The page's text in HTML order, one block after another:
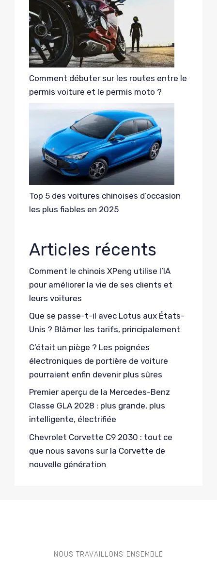
Comment débuter sur les routes entre le
permis voiture et le permis moto ?
Top 5 des voitures chinoises d’occasion
les plus fiables en 2025
Articles récents
Comment le chinois XPeng utilise l’IA
pour améliorer la vie de ses clients et
leurs voitures
Que se passe-t-il avec Lotus aux États-
Unis ? Blâmer les tarifs, principalement
C’était un piège ? Les poignées
électroniques de portière de voiture
pourraient enfin devenir plus sûres
Premier aperçu de la Mercedes-Benz
Classe GLA 2028 : plus grande, plus
intelligente, électrifiée
Chevrolet Corvette C9 2030 : tout ce
que nous savons sur la Corvette de
nouvelle génération
NOUS TRAVAILLONS ENSEMBLE